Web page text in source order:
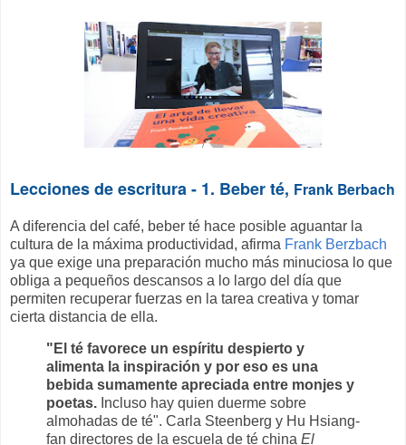
Lecciones de escritura - 1. Beber té, Frank Berbach
A diferencia del café, beber té hace posible aguantar la
cultura de la máxima productividad, afirma Frank Berzbach
ya que exige una preparación mucho más minuciosa lo que
obliga a pequeños descansos a lo largo del día que
permiten recuperar fuerzas en la tarea creativa y tomar
cierta distancia de ella.
"El té favorece un espíritu despierto y
alimenta la inspiración y por eso es una
bebida sumamente apreciada entre monjes y
poetas. Incluso hay quien duerme sobre
almohadas de té". Carla Steenberg y Hu Hsiang-
fan directores de la escuela de té china El